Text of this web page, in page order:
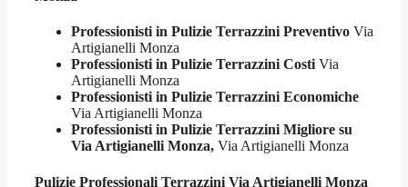
Professionisti in Pulizie Terrazzini Preventivo Via
Artigianelli Monza
Professionisti in Pulizie Terrazzini Costi Via
Artigianelli Monza
Professionisti in Pulizie Terrazzini Economiche
Via Artigianelli Monza
Professionisti in Pulizie Terrazzini Migliore su
Via Artigianelli Monza, Via Artigianelli Monza
Pulizie Professionali Terrazzini Via Artigianelli Monza